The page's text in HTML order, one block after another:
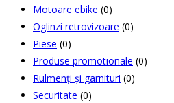
Motoare ebike (0)
Oglinzi retrovizoare (0)
Piese (0)
Produse promotionale (0)
Rulmenți și garnituri (0)
Securitate (0)